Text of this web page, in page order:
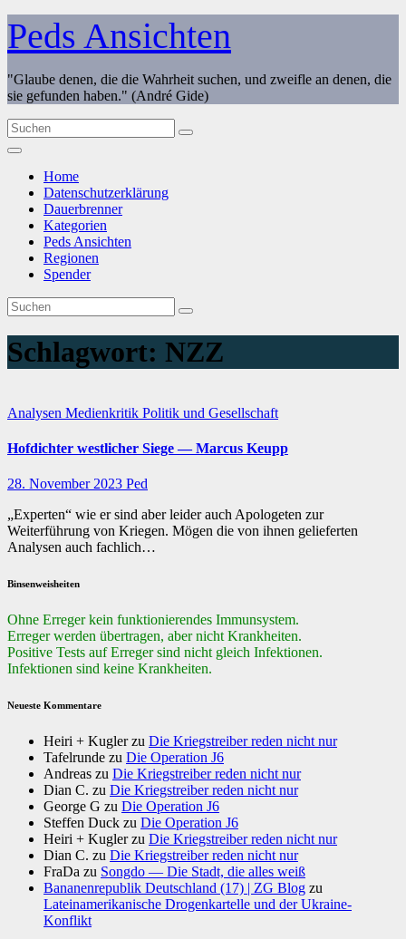
Zum
Inhalt
springen
Peds Ansichten
"Glaube denen, die die Wahrheit suchen, und zweifle an denen, die
sie gefunden haben." (André Gide)
Home
Datenschutzerklärung
Dauerbrenner
Kategorien
Peds Ansichten
Regionen
Spender
Schlagwort: NZZ
Analysen Medienkritik Politik und Gesellschaft
Hofdichter westlicher Siege — Marcus Keupp
28. November 2023 Ped
„Experten“ wie er sind aber leider auch Apologeten zur
Weiterführung von Kriegen. Mögen die von ihnen gelieferten
Analysen auch fachlich…
Binsenweisheiten
Ohne Erreger kein funktionierendes Immunsystem.
Erreger werden übertragen, aber nicht Krankheiten.
Positive Tests auf Erreger sind nicht gleich Infektionen.
Infektionen sind keine Krankheiten.
Neueste Kommentare
Heiri + Kuglerzu Die Kriegstreiber reden nicht nur
Tafelrunde zu Die Operation J6
Andreas zu Die Kriegstreiber reden nicht nur
Dian C. zu Die Kriegstreiber reden nicht nur
George G zu Die Operation J6
Steffen Duck zu Die Operation J6
Heiri + Kuglerzu Die Kriegstreiber reden nicht nur
Dian C. zu Die Kriegstreiber reden nicht nur
FraDa zu Songdo — Die Stadt, die alles weiß
Bananenrepublik Deutschland (17) | ZG Blog zu
Lateinamerikanische Drogenkartelle und der Ukraine-
Konflikt